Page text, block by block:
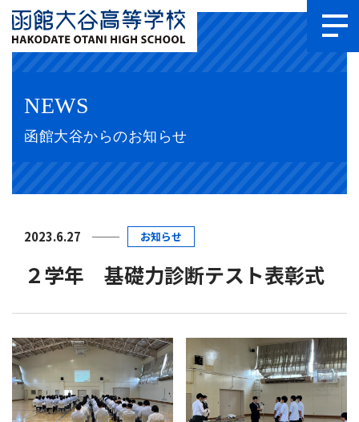
NEWS
函館大谷からのお知らせ
2023.6.27 お知らせ
２学年 基礎力診断テスト表彰式